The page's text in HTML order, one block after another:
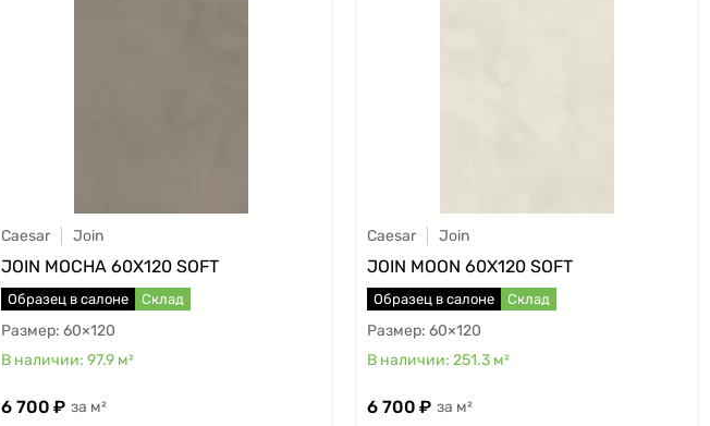
Caesar Join
JOIN MOCHA 60X120 SOFT
Образец в салоне Склад
60×120
97.9 м²
6 700 м²
Caesar Join
JOIN MOON 60X120 SOFT
Образец в салоне Склад
60×120
251.3 м²
6 700 м²